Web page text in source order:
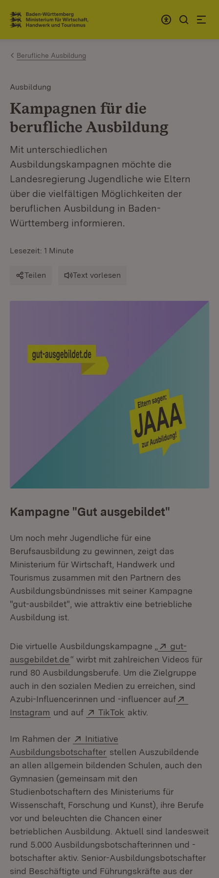
Zum Inhalt springen
Link zur Startseite
Berufliche Ausbildung
Ausbildung
Kampagnen für die
berufliche Ausbildung
Mit unterschiedlichen
Ausbildungskampagnen möchte die
Landesregierung Jugendliche wie Eltern
über die vielfältigen Möglichkeiten der
beruflichen Ausbildung in Baden-
Württemberg informieren.
Lesezeit: 1 Minute
Teilen Text vorlesen
Kampagne "Gut ausgebildet"
Um noch mehr Jugendliche für eine
Berufsausbildung zu gewinnen, zeigt das
Ministerium für Wirtschaft, Handwerk und
Tourismus zusammen mit den Partnern des
Ausbildungsbündnisses mit seiner Kampagne
"gut-ausbildet", wie attraktiv eine betriebliche
Ausbildung ist.
Die virtuelle Ausbildungskampagne „ Extern:
gut-
ausgebildet.de(Öffnet in neuem Fenster)
“ wirbt mit zahlreichen Videos für
rund 80 Ausbildungsberufe. Um die Zielgruppe
auch in den sozialen Medien zu erreichen, sind
Azubi-Influencerinnen und -influencer auf
Instagram (Öffnet in neuem Fenster)
und auf Extern:
TikTok (Öffnet in neuem
aktiv.
Im Rahmen der Extern:
Initiative
Ausbildungsbotschafter (Öffnet in neuem Fenster)
stellen Auszubildende
an allen allgemein bildenden Schulen, auch den
Gymnasien (gemeinsam mit den
Studienbotschaftern des Ministeriums für
Wissenschaft, Forschung und Kunst), ihre Berufe
vor und beleuchten die Chancen einer
betrieblichen Ausbildung. Aktuell sind landesweit
rund 5.000 Ausbildungsbotschafterinnen und -
botschafter aktiv. Senior-Ausbildungsbotschafter
sind Beschäftigte und Führungskräfte aus der